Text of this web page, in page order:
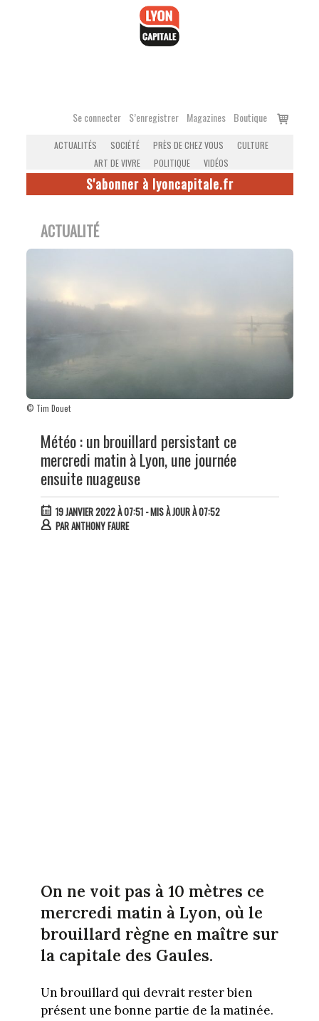
Se connecter S’enregistrer Magazines Boutique
Voir
ACTUALITÉS SOCIÉTÉ PRÈS DE CHEZ VOUS
CULTURE
ART DE VIVRE
POLITIQUE VIDÉOS
S'abonner à lyoncapitale.fr
ACTUALITÉ
© Tim Douet
Météo : un brouillard persistant ce
mercredi matin à Lyon, une journée
ensuite nuageuse
19 JANVIER 2022 À 07:51- MIS À JOUR À 07:52
PARANTHONY FAURE
On ne voit pas à 10 mètres ce
mercredi matin à Lyon, où le
brouillard règne en maître sur
la capitale des Gaules.
Un brouillard qui devrait rester bien
présent une bonne partie de la matinée.